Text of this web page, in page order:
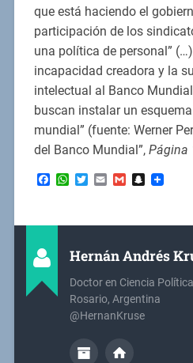
que está haciendo el
participación de los
una política de personal”
incapacidad creadora y la
intelectual al Banco
buscan instalar un
mundial” (fuente: Werner
del Banco Mundial”, Página
Facebook
WhatsApp
Twitter
EmailGmailSnapchat
Hernán Andrés
Doctor en Ciencia Política
Rosario, Argentina
@HernanKruse